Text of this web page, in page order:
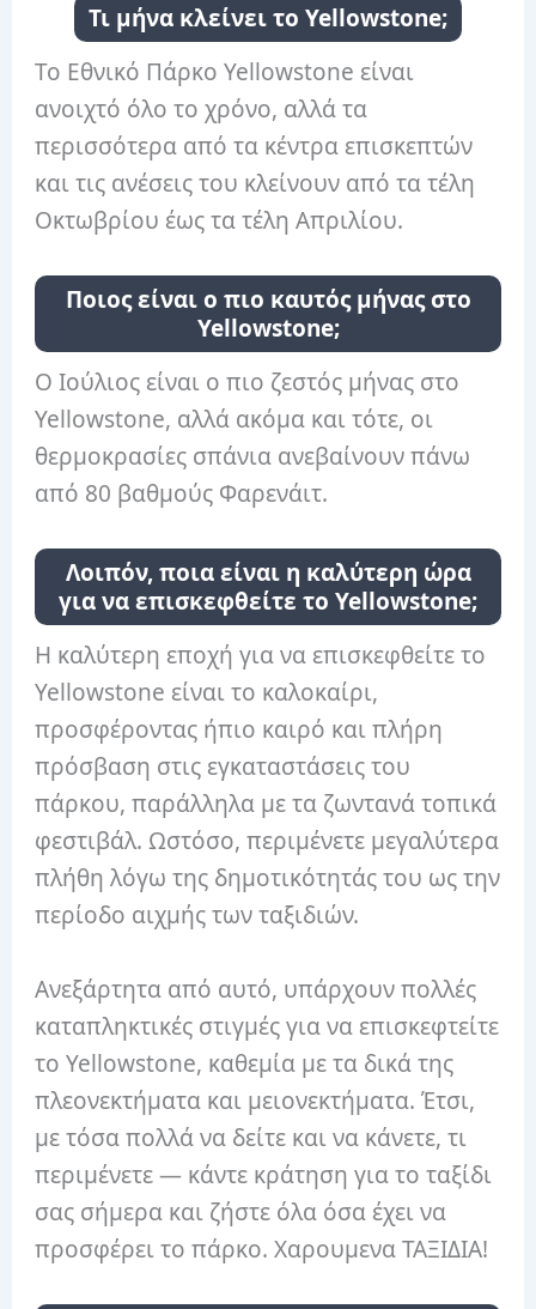
Τι μήνα κλείνει το Yellowstone;
Το Εθνικό Πάρκο Yellowstone είναι
ανοιχτό όλο το χρόνο, αλλά τα
περισσότερα από τα κέντρα επισκεπτών
και τις ανέσεις του κλείνουν από τα τέλη
Οκτωβρίου έως τα τέλη Απριλίου.
Ποιος είναι ο πιο καυτός μήνας στο
Yellowstone;
Ο Ιούλιος είναι ο πιο ζεστός μήνας στο
Yellowstone, αλλά ακόμα και τότε, οι
θερμοκρασίες σπάνια ανεβαίνουν πάνω
από 80 βαθμούς Φαρενάιτ.
Λοιπόν, ποια είναι η καλύτερη ώρα
για να επισκεφθείτε το Yellowstone;
Η καλύτερη εποχή για να επισκεφθείτε το
Yellowstone είναι το καλοκαίρι,
προσφέροντας ήπιο καιρό και πλήρη
πρόσβαση στις εγκαταστάσεις του
πάρκου, παράλληλα με τα ζωντανά τοπικά
φεστιβάλ. Ωστόσο, περιμένετε μεγαλύτερα
πλήθη λόγω της δημοτικότητάς του ως την
περίοδο αιχμής των ταξιδιών.
Ανεξάρτητα από αυτό, υπάρχουν πολλές
καταπληκτικές στιγμές για να επισκεφτείτε
το Yellowstone, καθεμία με τα δικά της
πλεονεκτήματα και μειονεκτήματα. Έτσι,
με τόσα πολλά να δείτε και να κάνετε, τι
περιμένετε — κάντε κράτηση για το ταξίδι
σας σήμερα και ζήστε όλα όσα έχει να
προσφέρει το πάρκο. Χαρουμενα ΤΑΞΙΔΙΑ!